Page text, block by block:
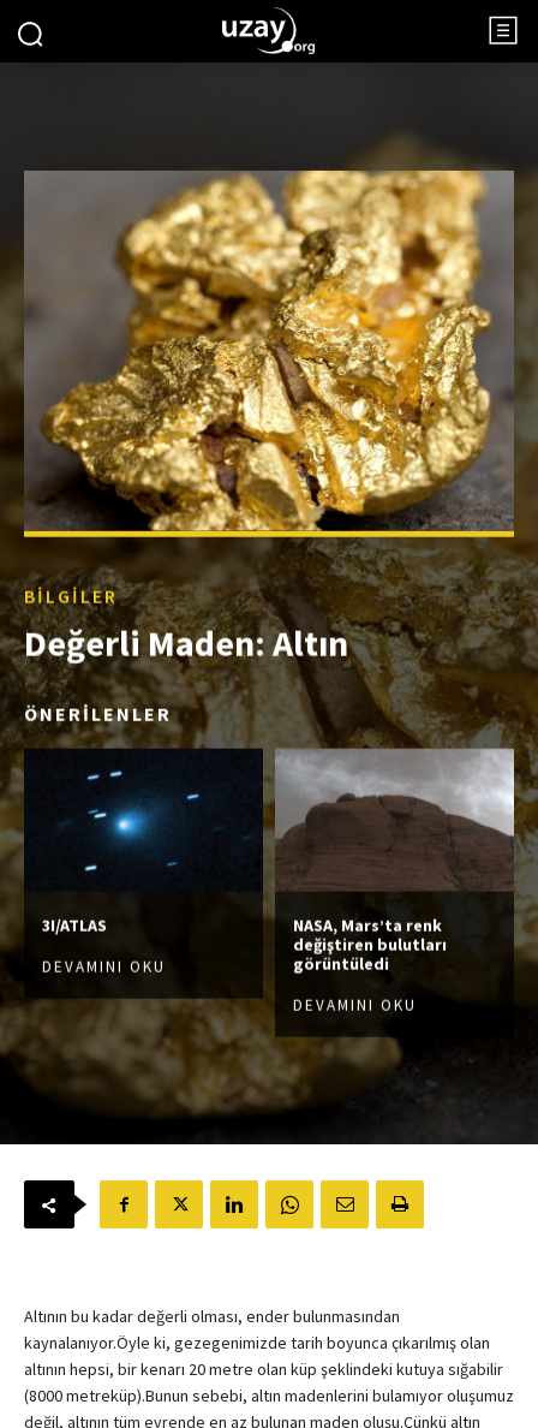
BILGILER
Değerli Maden: Altın
ÖNERİLENLER
3I/ATLAS
DEVAMINI OKU
NASA, Mars’ta renk
değiştiren bulutları
görüntüledi
DEVAMINI OKU
Altının bu kadar değerli olması, ender bulunmasından
kaynalanıyor.Öyle ki, gezegenimizde tarih boyunca çıkarılmış olan
altının hepsi, bir kenarı 20 metre olan küp şeklindeki kutuya sığabilir
(8000 metreküp).Bunun sebebi, altın madenlerini bulamıyor oluşumuz
değil, altının tüm evrende en az bulunan maden oluşu.Çünkü altın